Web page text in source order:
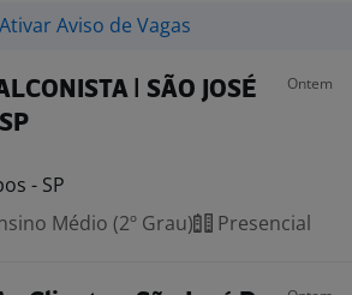
Ativar Aviso de Vagas
| SÃO JOSÉ
Ontem
- SP
Médio (2º Grau) Presencial